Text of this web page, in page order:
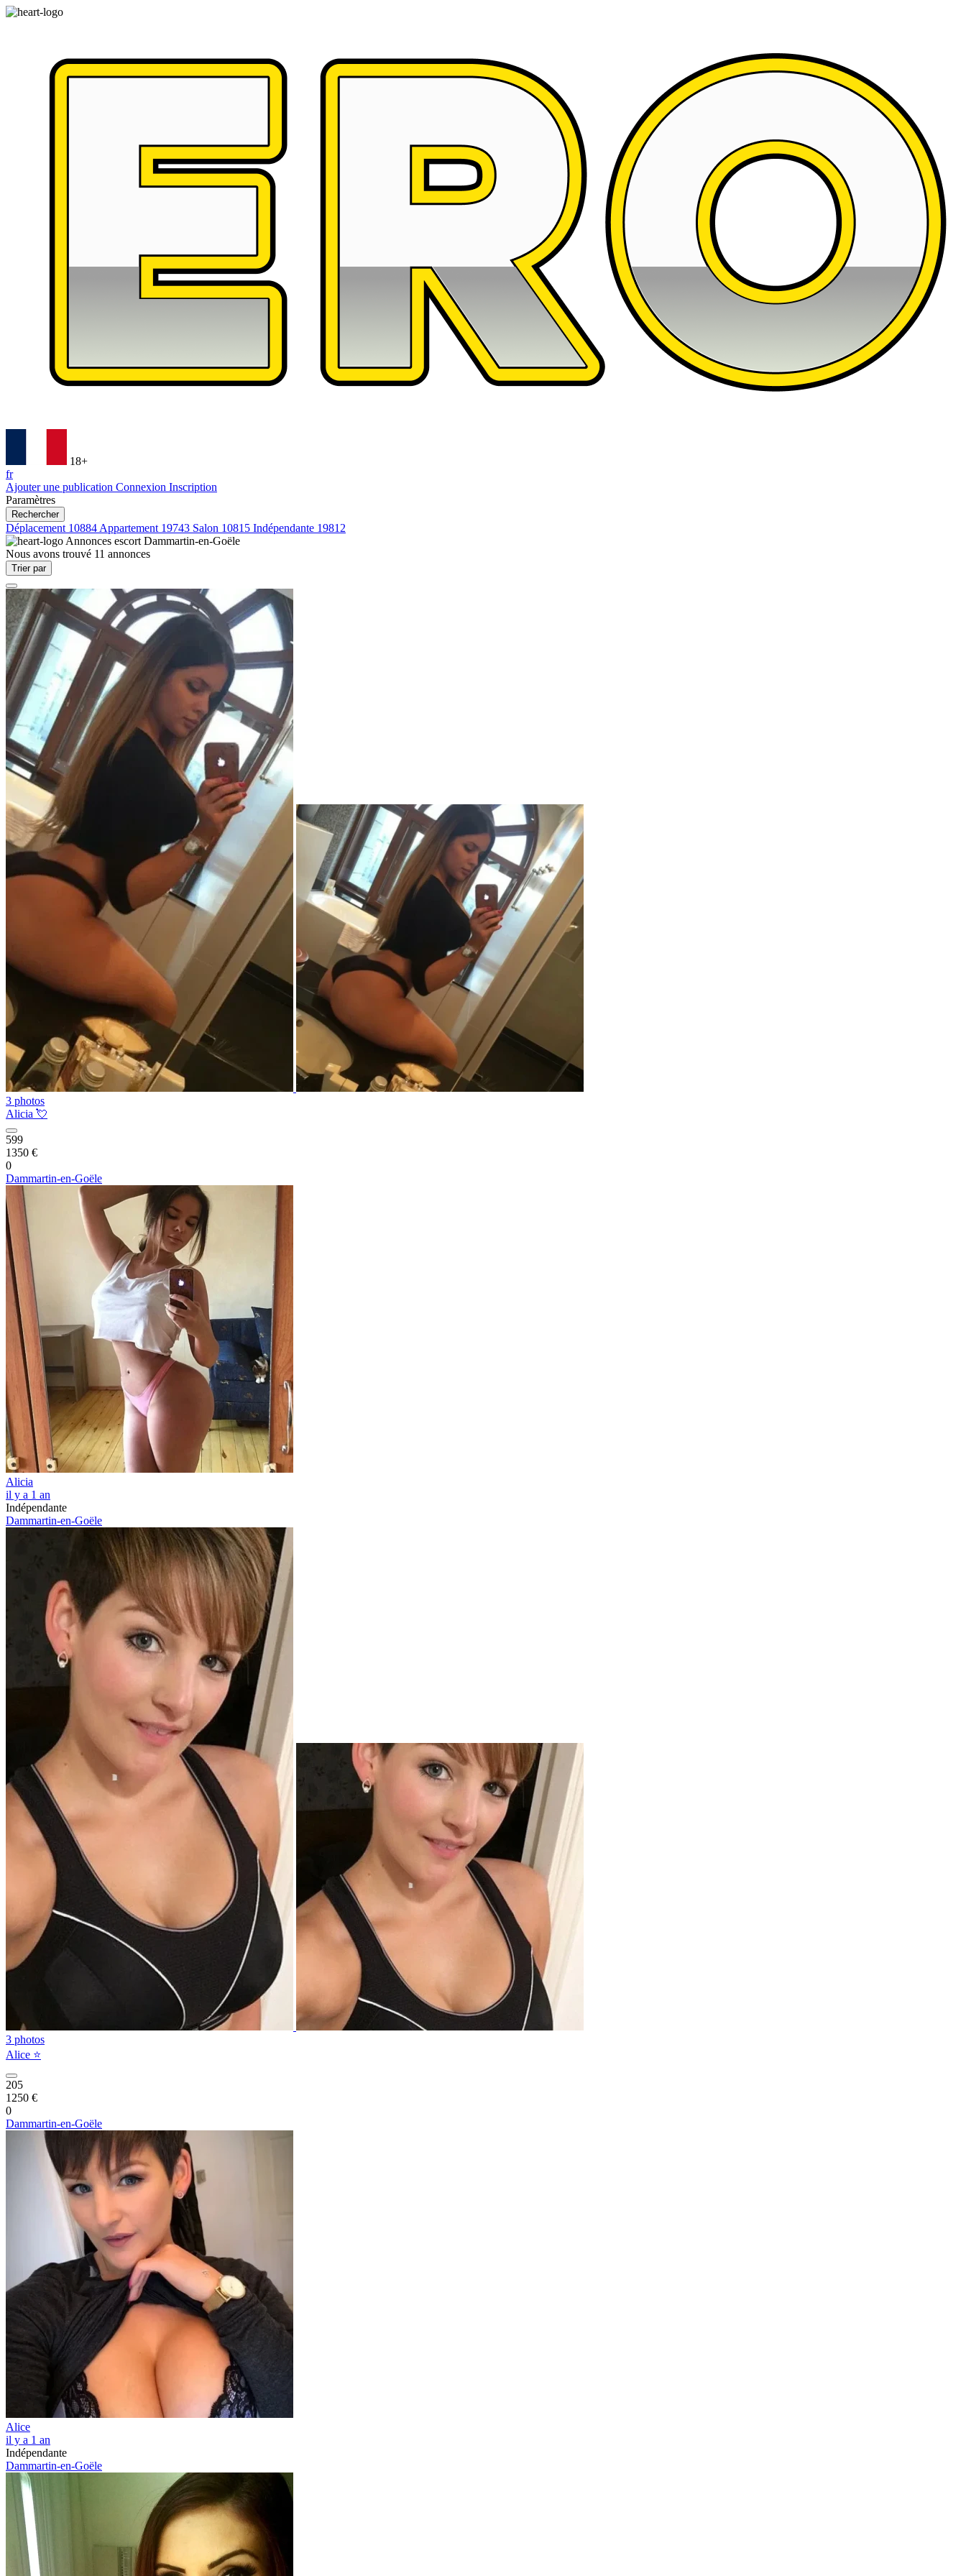
18+
fr
Ajouter une publication Connexion Inscription
Paramètres
Rechercher
Déplacement 10884 Appartement 19743 Salon 10815 Indépendante 19812
Annonces escort Dammartin-en-Goële
Nous avons trouvé 11 annonces
Trier par
3 photos
Alicia 💘
599
1350 €
0
Dammartin-en-Goële
Alicia
il y a 1 an
Indépendante
Dammartin-en-Goële
3 photos
Alice ⭐️
205
1250 €
0
Dammartin-en-Goële
Alice
il y a 1 an
Indépendante
Dammartin-en-Goële